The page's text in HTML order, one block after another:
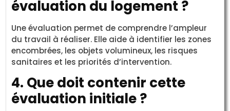
évaluation du logement ?
Une évaluation permet de comprendre l’ampleur
du travail à réaliser. Elle aide à identifier les zones
encombrées, les objets volumineux, les risques
sanitaires et les priorités d’intervention.
4. Que doit contenir cette
évaluation initiale ?